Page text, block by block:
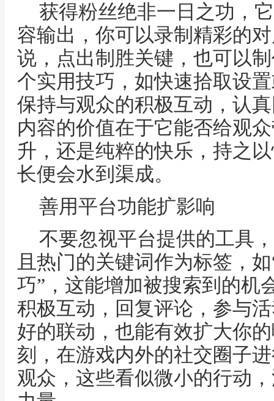
获得粉丝绝非一日之功，
容输出，你可以录制精彩的
说，点出制胜关键，也可以
个实用技巧，如快速拾取设
保持与观众的积极互动，认
内容的价值在于它能否给观
升，还是纯粹的快乐，持之
长便会水到渠成。
善用平台功能扩影响
不要忽视平台提供的工具
且热门的关键词作为标签，
巧”，这能增加被搜索到的机
积极互动，回复评论，参与
好的联动，也能有效扩大你
刻，在游戏内外的社交圈子
观众，这些看似微小的行动